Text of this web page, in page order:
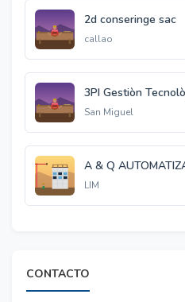
2d conseringe sac
callao
3PI Gestiòn
San Miguel
A & Q
LIM
CONTACTO